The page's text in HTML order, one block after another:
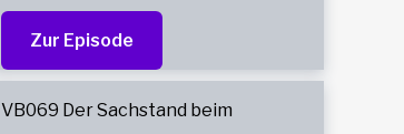
Zur Episode
VB069 Der Sachstand beim